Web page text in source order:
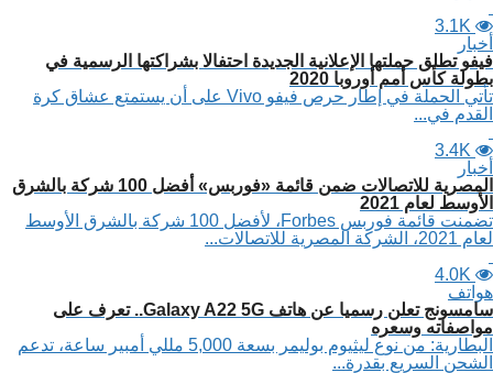
3.1K
أخبار
فيفو تطلق حملتها الإعلانية الجديدة احتفالا بشراكتها الرسمية في
بطولة كأس أمم أوروبا 2020
تأتي الحملة في إطار حرص فيفو Vivo على أن يستمتع عشاق كرة
القدم في...
3.4K
أخبار
المصرية للاتصالات ضمن قائمة «فوربس» أفضل 100 شركة بالشرق
الأوسط لعام 2021
تضمنت قائمة فوربس Forbes، لأفضل 100 شركة بالشرق الأوسط
لعام 2021، الشركة المصرية للاتصالات...
4.0K
هواتف
سامسونج تعلن رسميا عن هاتف Galaxy A22 5G.. تعرف على
مواصفاته وسعره
البطارية: من نوع ليثيوم بوليمر بسعة 5,000 مللي أمبير ساعة، تدعم
الشحن السريع بقدرة...